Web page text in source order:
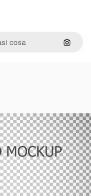
Cerca